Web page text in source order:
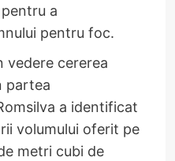
a
pentru foc.
vedere cererea
partea
a identificat
volumului oferit pe
metri cubi de